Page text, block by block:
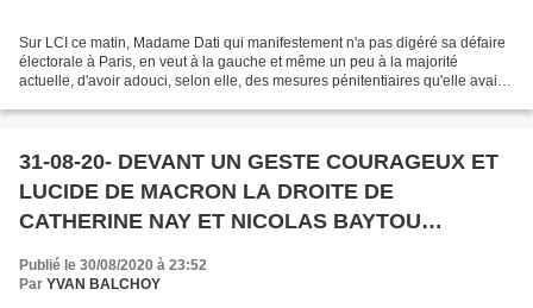
Sur LCI ce matin, Madame Dati qui manifestement n'a pas digéré sa défaire
électorale à Paris, en veut à la gauche et même un peu à la majorité
actuelle, d'avoir adouci, selon elle, des mesures pénitentiaires qu'elle avait
31-08-20- DEVANT UN GESTE COURAGEUX ET
LUCIDE DE MACRON LA DROITE DE
CATHERINE NAY ET NICOLAS BAYTOU
Publié le 30/08/2020 à 23:52
Par YVAN BALCHOY